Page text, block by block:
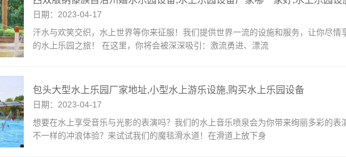
日期：2023-04-17
汗水与欢笑交织，水上世界等你来征服！我们提供世界一流的设施和服务，让你尽情
的水上乐园之旅！ 在这里，你将会被深深吸引：激流勇进、漂流
包头大型水上乐园厂家地址,小型水上游乐设施,购买水上乐园设备
日期：2023-04-17
想要在水上享受音乐与光影的表演吗？我们的水上音乐喷泉会为你带来绚丽多彩的表
不一样的冲浪体验？来试试我们的魔毯滑水道！在滑道上放下身